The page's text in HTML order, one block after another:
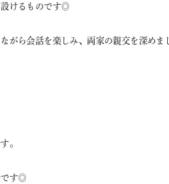
設けるものです◎
がら会話を楽しみ、両家の親交を深め
。
です◎